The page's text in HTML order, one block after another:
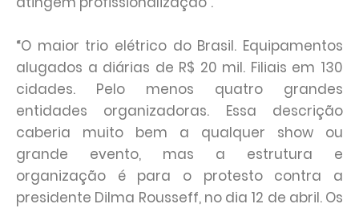
“O maior trio elétrico do Brasil. Equipamentos
alugados a diárias de R$ 20 mil. Filiais em 130
cidades. Pelo menos quatro grandes
entidades organizadoras. Essa descrição
caberia muito bem a qualquer show ou
grande evento, mas a estrutura e
organização é para o protesto contra a
presidente Dilma Rousseff, no dia 12 de abril. Os